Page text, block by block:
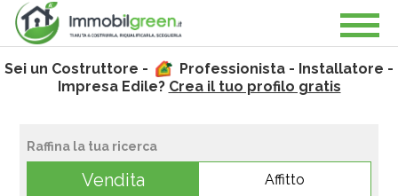
Sei un Costruttore -
Professionista - Installatore -
Impresa Edile? Crea il tuo profilo gratis
Raffina la tua ricerca
Vendita Affitto